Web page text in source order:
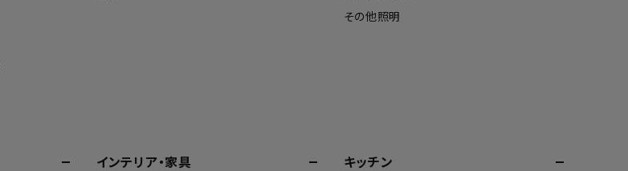
その他照明
インテリア・家具 キッチン